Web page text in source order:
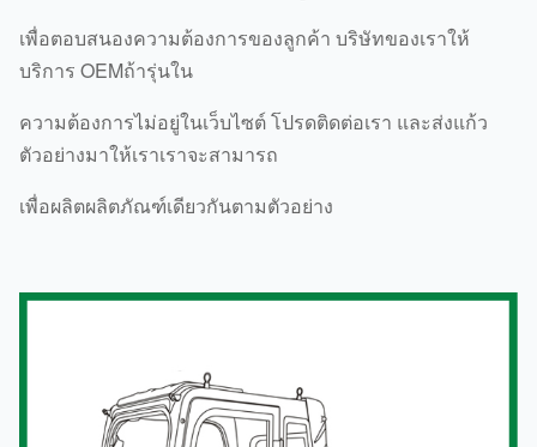
เพื่อตอบสนองความต้องการของลูกค้า บริษัทของเราให้
บริการ OEMถ้ารุ่นใน
ความต้องการไม่อยู่ในเว็บไซต์ โปรดติดต่อเรา และส่งแก้ว
ตัวอย่างมาให้เราเราจะสามารถ
เพื่อผลิตผลิตภัณฑ์เดียวกันตามตัวอย่าง